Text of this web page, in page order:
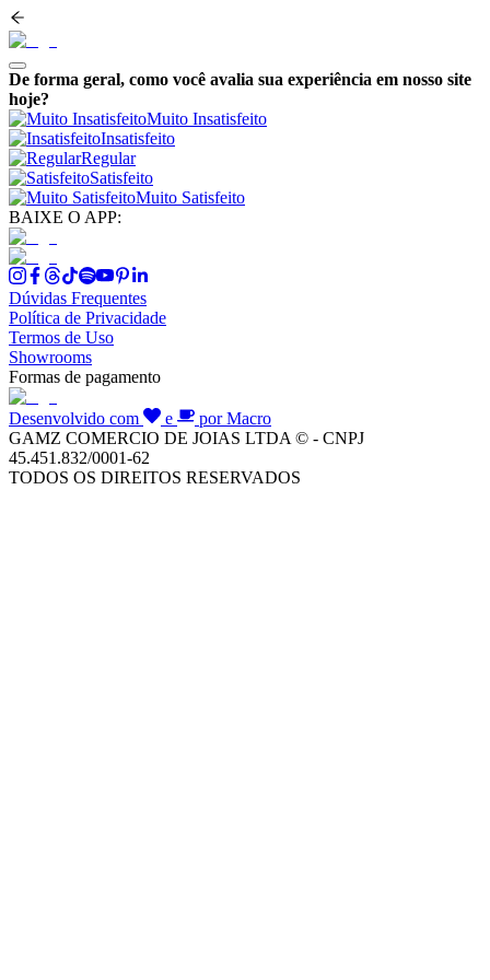
De forma geral, como você avalia sua experiência em nosso site
hoje?
Muito Insatisfeito
Insatisfeito
Regular
Satisfeito
Muito Satisfeito
BAIXE O APP:
Dúvidas Frequentes
Política de Privacidade
Termos de Uso
Showrooms
Formas de pagamento
Desenvolvido com e
por Macro
GAMZ COMERCIO DE JOIAS LTDA © - CNPJ
45.451.832/0001-62
TODOS OS DIREITOS RESERVADOS